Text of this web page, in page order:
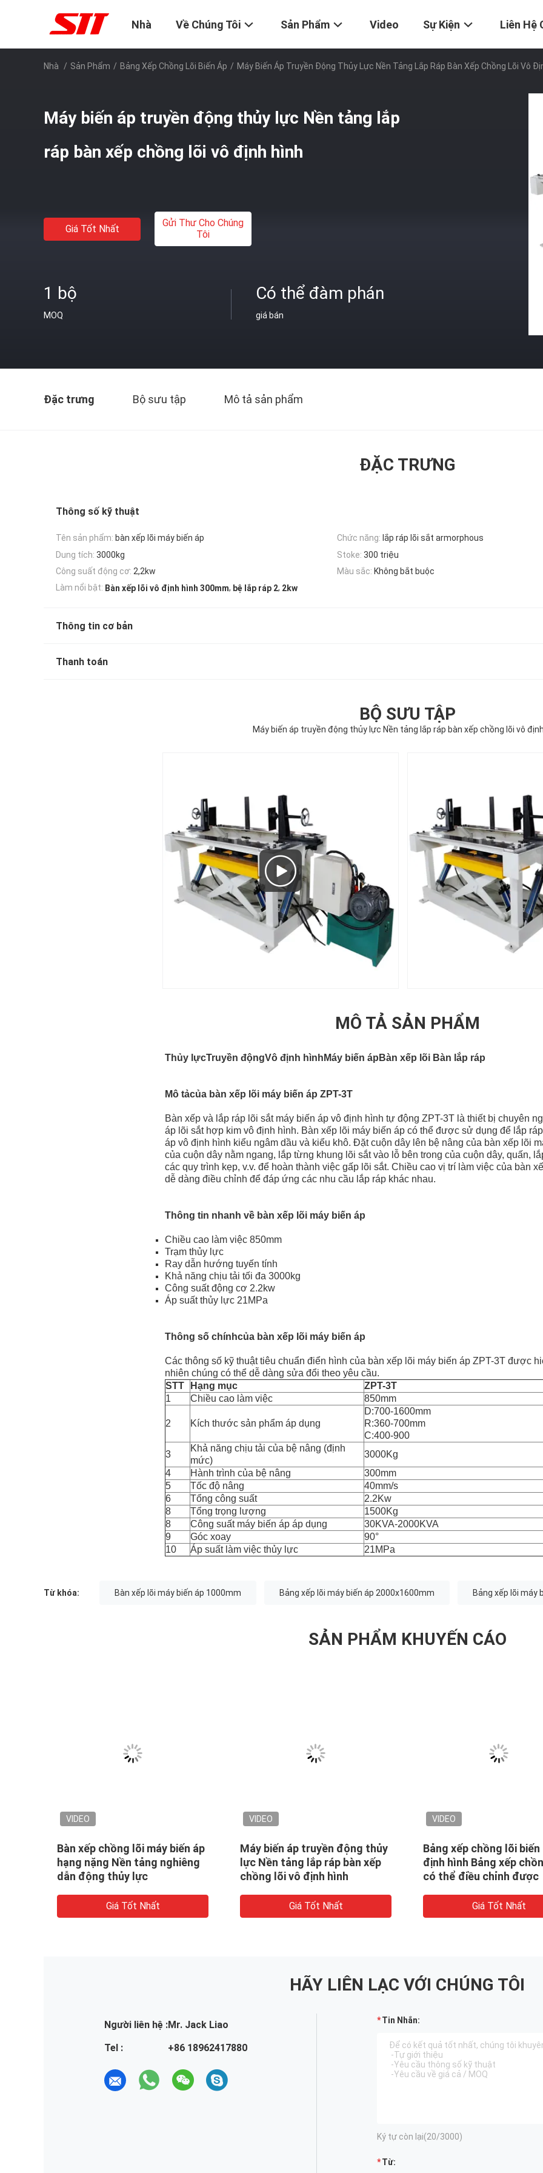
Nhà Về Chúng Tôi Sản Phẩm Video Sự Kiện Liên Hệ
Nhà / Sản Phẩm / Bảng Xếp Chồng Lõi Biến Áp / Máy Biến Áp Truyền Động Thủy Lực Nền Tảng Lắp Ráp Bàn Xếp Chồng Lõi Vô
Máy biến áp truyền động thủy lực Nền tảng lắp
ráp bàn xếp chồng lõi vô định hình
Giá Tốt Nhất
Gửi Thư Cho Chúng
Tôi
1 bộ
MOQ
Có thể đàm phán
giá bán
Đặc trưng Bộ sưu tập Mô tả sản phẩm
ĐẶC TRƯNG
Thông số kỹ thuật
Tên sản phẩm: bàn xếp lõi máy biến áp Chức năng: lắp ráp lõi sắt armorphous
Dung tích: 3000kg Stoke: 300 triệu
Công suất động cơ: 2,2kw Màu sắc: Không bắt buộc
Làm nổi bật: Bàn xếp lõi vô định hình 300mm, bệ lắp ráp 2, 2kw
Thông tin cơ bản
Thanh toán
BỘ SƯU TẬP
Máy biến áp truyền động thủy lực Nền tảng lắp ráp bàn xếp chồng lõi vô
MÔ TẢ SẢN PHẨM
Thủy lựcTruyền độngVô định hình Máy biến áp Bàn xếp lõi Bàn lắp ráp
Mô tảcủa bàn xếp lõi máy biến áp ZPT-3T
Bàn xếp và lắp ráp lõi sắt máy biến áp vô định hình tự động ZPT-3T là thiết bị chuyên
áp lõi sắt hợp kim vô định hình. Bàn xếp lõi máy biến áp có thể được sử dụng để lắp
áp vô định hình kiểu ngâm dầu và kiểu khô. Đặt cuộn dây lên bệ nâng của bàn xếp lõi
của cuộn dây nằm ngang, lắp từng khung lõi sắt vào lỗ bên trong của cuộn dây, quấn,
các quy trình kẹp, v.v. để hoàn thành việc gấp lõi sắt. Chiều cao vị trí làm việc của bàn
dễ dàng điều chỉnh để đáp ứng các nhu cầu lắp ráp khác nhau.
Thông tin nhanh về bàn xếp lõi máy biến áp
Chiều cao làm việc 850mm
Trạm thủy lực
Ray dẫn hướng tuyến tính
Khả năng chịu tải tối đa 3000kg
Công suất động cơ 2.2kw
Áp suất thủy lực 21MPa
Thông số chínhcủa bàn xếp lõi máy biến áp
Các thông số kỹ thuật tiêu chuẩn điển hình của bàn xếp lõi máy biến áp ZPT-3T được
nhiên chúng có thể dễ dàng sửa đổi theo yêu cầu.
STT
Hạng mục
ZPT-3T
1
Chiều cao làm việc 850mm
2 Kích thước sản phẩm áp dụng
D:700-1600mm
R:360-700mm
C:400-900
3
Khả năng chịu tải của bệ nâng (định
mức)
3000Kg
4
Hành trình của bệ nâng
300mm
5
Tốc độ nâng
40mm/s
6
Tổng công suất
2.2Kw
8
Tổng trọng lượng
1500Kg
8
Công suất máy biến áp áp dụng
30KVA-2000KVA
9
Góc xoay
90°
10
Áp suất làm việc thủy lực 21MPa
Từ khóa: Bàn xếp lõi máy biến áp 1000mm Bảng xếp lõi máy biến áp 2000x1600mm Bảng xếp lõi máy
SẢN PHẨM KHUYẾN CÁO
VIDEO
Bàn xếp chồng lõi máy biến áp
hạng nặng Nền tảng nghiêng
dẫn động thủy lực
Giá Tốt Nhất
VIDEO
Máy biến áp truyền động thủy
lực Nền tảng lắp ráp bàn xếp
chồng lõi vô định hình
Giá Tốt Nhất
VIDEO
Bảng xếp chồng lõi biến
định hình Bảng xếp
có thể điều chỉnh được
Giá Tốt Nhất
HÃY LIÊN LẠC VỚI CHÚNG TÔI
Người liên hệ :Mr. Jack Liao
Tel :
+86 18962417880
Tin Nhắn:
Ký tự còn lại(20/3000)
Từ: